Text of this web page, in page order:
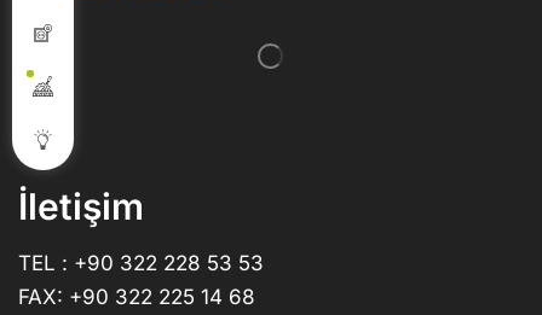
İletişim
TEL : +90 322 228 53 53
FAX: +90 322 225 14 68